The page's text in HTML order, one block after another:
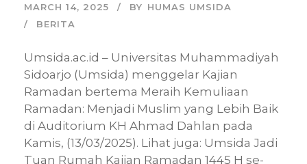
MARCH 14, 2025 BY HUMAS UMSIDA
BERITA
Umsida.ac.id – Universitas Muhammadiyah
Sidoarjo (Umsida) menggelar Kajian
Ramadan bertema Meraih Kemuliaan
Ramadan: Menjadi Muslim yang Lebih Baik
di Auditorium KH Ahmad Dahlan pada
Kamis, (13/03/2025). Lihat juga: Umsida Jadi
Tuan Rumah Kajian Ramadan 1445 H se-